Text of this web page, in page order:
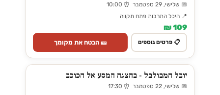
📅 שלישי, 29 ספטמבר ⏰ 10:00
📍 היכל התרבות פתח תקווה
109 ₪
📋 פרטים נוספים 🎫 הבטח את מקומך
יובל המבולבל - בהצגה המסע אל הכוכב
📅 שלישי, 22 ספטמבר ⏰ 17:30